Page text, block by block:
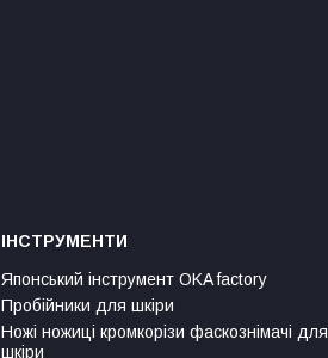
ІНСТРУМЕНТИ
Японський інструмент OKA factory
Пробійники для шкіри
Ножі ножиці кромкорізи фаскознімачі для
шкіри